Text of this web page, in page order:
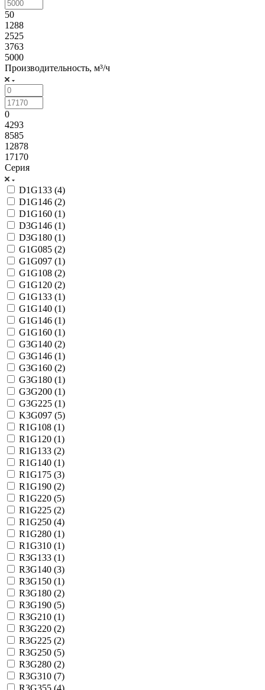
50
1288
2525
3763
5000
Производительность, м³/ч
0
4293
8585
12878
17170
Серия
D1G133 (4)
D1G146 (2)
D1G160 (1)
D3G146 (1)
D3G180 (1)
G1G085 (2)
G1G097 (1)
G1G108 (2)
G1G120 (2)
G1G133 (1)
G1G140 (1)
G1G146 (1)
G1G160 (1)
G3G140 (2)
G3G146 (1)
G3G160 (2)
G3G180 (1)
G3G200 (1)
G3G225 (1)
K3G097 (5)
R1G108 (1)
R1G120 (1)
R1G133 (2)
R1G140 (1)
R1G175 (3)
R1G190 (2)
R1G220 (5)
R1G225 (2)
R1G250 (4)
R1G280 (1)
R1G310 (1)
R3G133 (1)
R3G140 (3)
R3G150 (1)
R3G180 (2)
R3G190 (5)
R3G210 (1)
R3G220 (2)
R3G225 (2)
R3G250 (5)
R3G280 (2)
R3G310 (7)
R3G355 (4)